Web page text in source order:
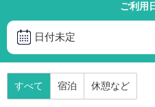
ご利用
日付未定
すべて 宿泊 休憩など